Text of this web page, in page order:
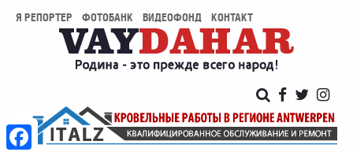
Я РЕПОРТЕР ФОТОБАНК ВИДЕОФОНД КОНТАКТ